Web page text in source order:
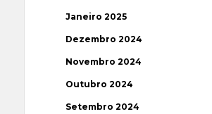
Janeiro 2025
Dezembro 2024
Novembro 2024
Outubro 2024
Setembro 2024